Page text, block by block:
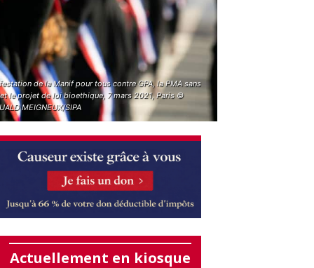
de la Manif pour tous contre GPA, la PMA sans
le projet de loi bioethique, 7 mars 2021, Paris ©
MEIGNEUX/SIPA
Actuellement en kiosque